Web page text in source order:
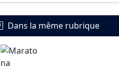
Dans la même rubrique